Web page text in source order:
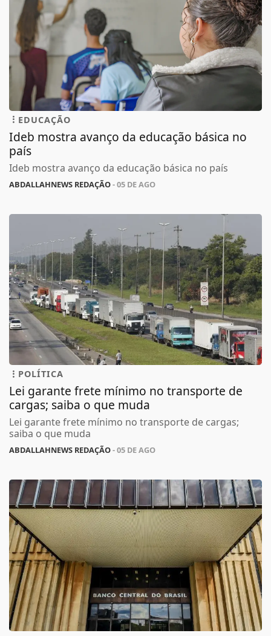
EDUCAÇÃO
Ideb mostra avanço da educação básica no
país
Ideb mostra avanço da educação básica no país
ABDALLAHNEWS REDAÇÃO- 05 DE AGO
POLÍTICA
Lei garante frete mínimo no transporte de
cargas; saiba o que muda
Lei garante frete mínimo no transporte de cargas;
saiba o que muda
ABDALLAHNEWS REDAÇÃO- 05 DE AGO